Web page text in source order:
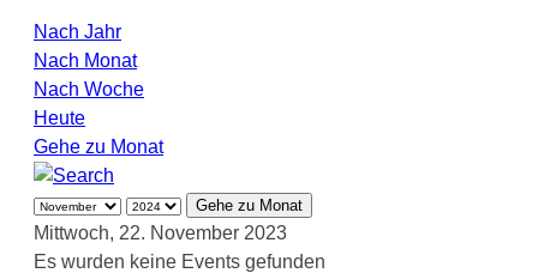
Nach Jahr
Nach Monat
Nach Woche
Heute
Gehe zu Monat
Gehe zu Monat
Mittwoch, 22. November 2023
Es wurden keine Events gefunden